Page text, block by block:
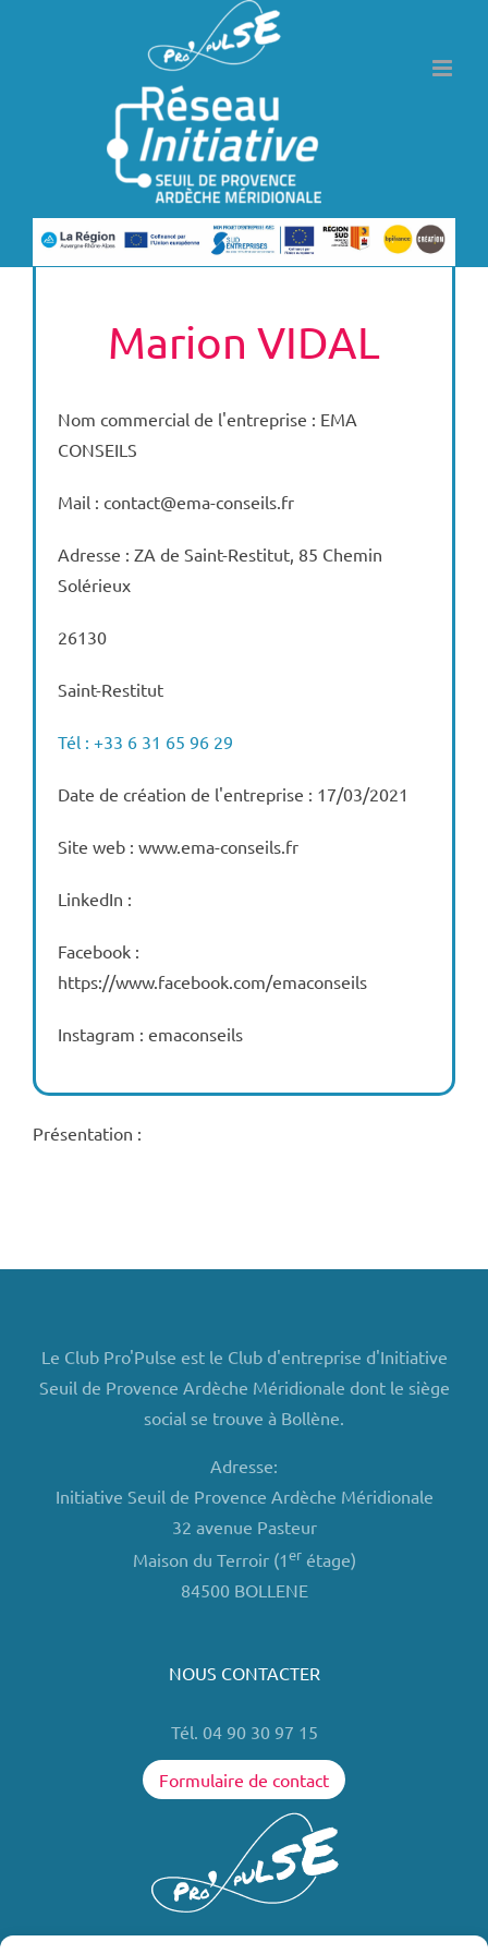
Marion VIDAL
Nom commercial de l'entreprise : EMA
CONSEILS
Mail : contact@ema-conseils.fr
Adresse : ZA de Saint-Restitut, 85 Chemin
Solérieux
26130
Saint-Restitut
Tél : +33 6 31 65 96 29
Date de création de l'entreprise : 17/03/2021
Site web : www.ema-conseils.fr
LinkedIn :
Facebook :
https://www.facebook.com/emaconseils
Instagram : emaconseils
Présentation :
Le Club Pro'Pulse est le Club d'entreprise d'Initiative
Seuil de Provence Ardèche Méridionale dont le siège
social se trouve à Bollène.
Adresse:
Initiative Seuil de Provence Ardèche Méridionale
32 avenue Pasteur
Maison du Terroir (1erétage)
84500 BOLLENE
NOUS CONTACTER
Tél. 04 90 30 97 15
Formulaire de contact